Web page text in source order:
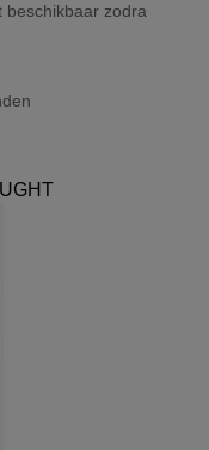
beschikbaar zodra